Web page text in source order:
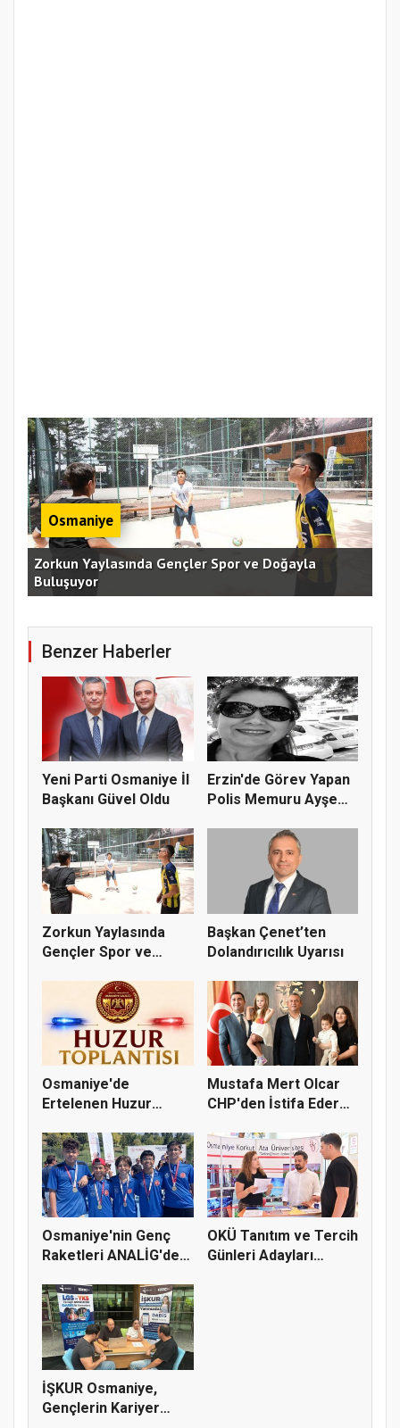
Osmaniye
Zorkun Yaylasında Gençler Spor ve Doğayla
Buluşuyor
Benzer Haberler
Yeni Parti Osmaniye İl
Başkanı Güvel Oldu
Erzin'de Görev Yapan
Polis Memuru Ayşe
Zorkun Yaylasında
Gençler Spor ve
Başkan Çenet’ten
Dolandırıcılık Uyarısı
Osmaniye'de
Ertelenen Huzur
Mustafa Mert Olcar
CHP'den İstifa Ederek
Osmaniye'nin Genç
Raketleri ANALİG'de
OKÜ Tanıtım ve Tercih
Günleri Adayları
İŞKUR Osmaniye,
Gençlerin Kariyer